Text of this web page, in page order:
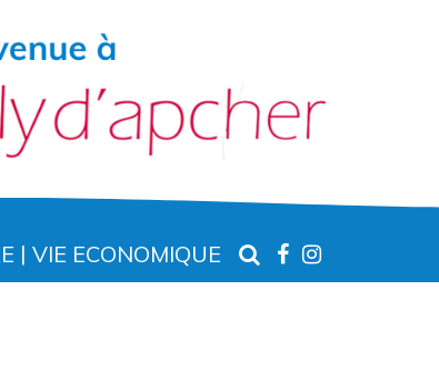
VIE ECONOMIQUE RECHERCHE
LIEN
VERSVERS